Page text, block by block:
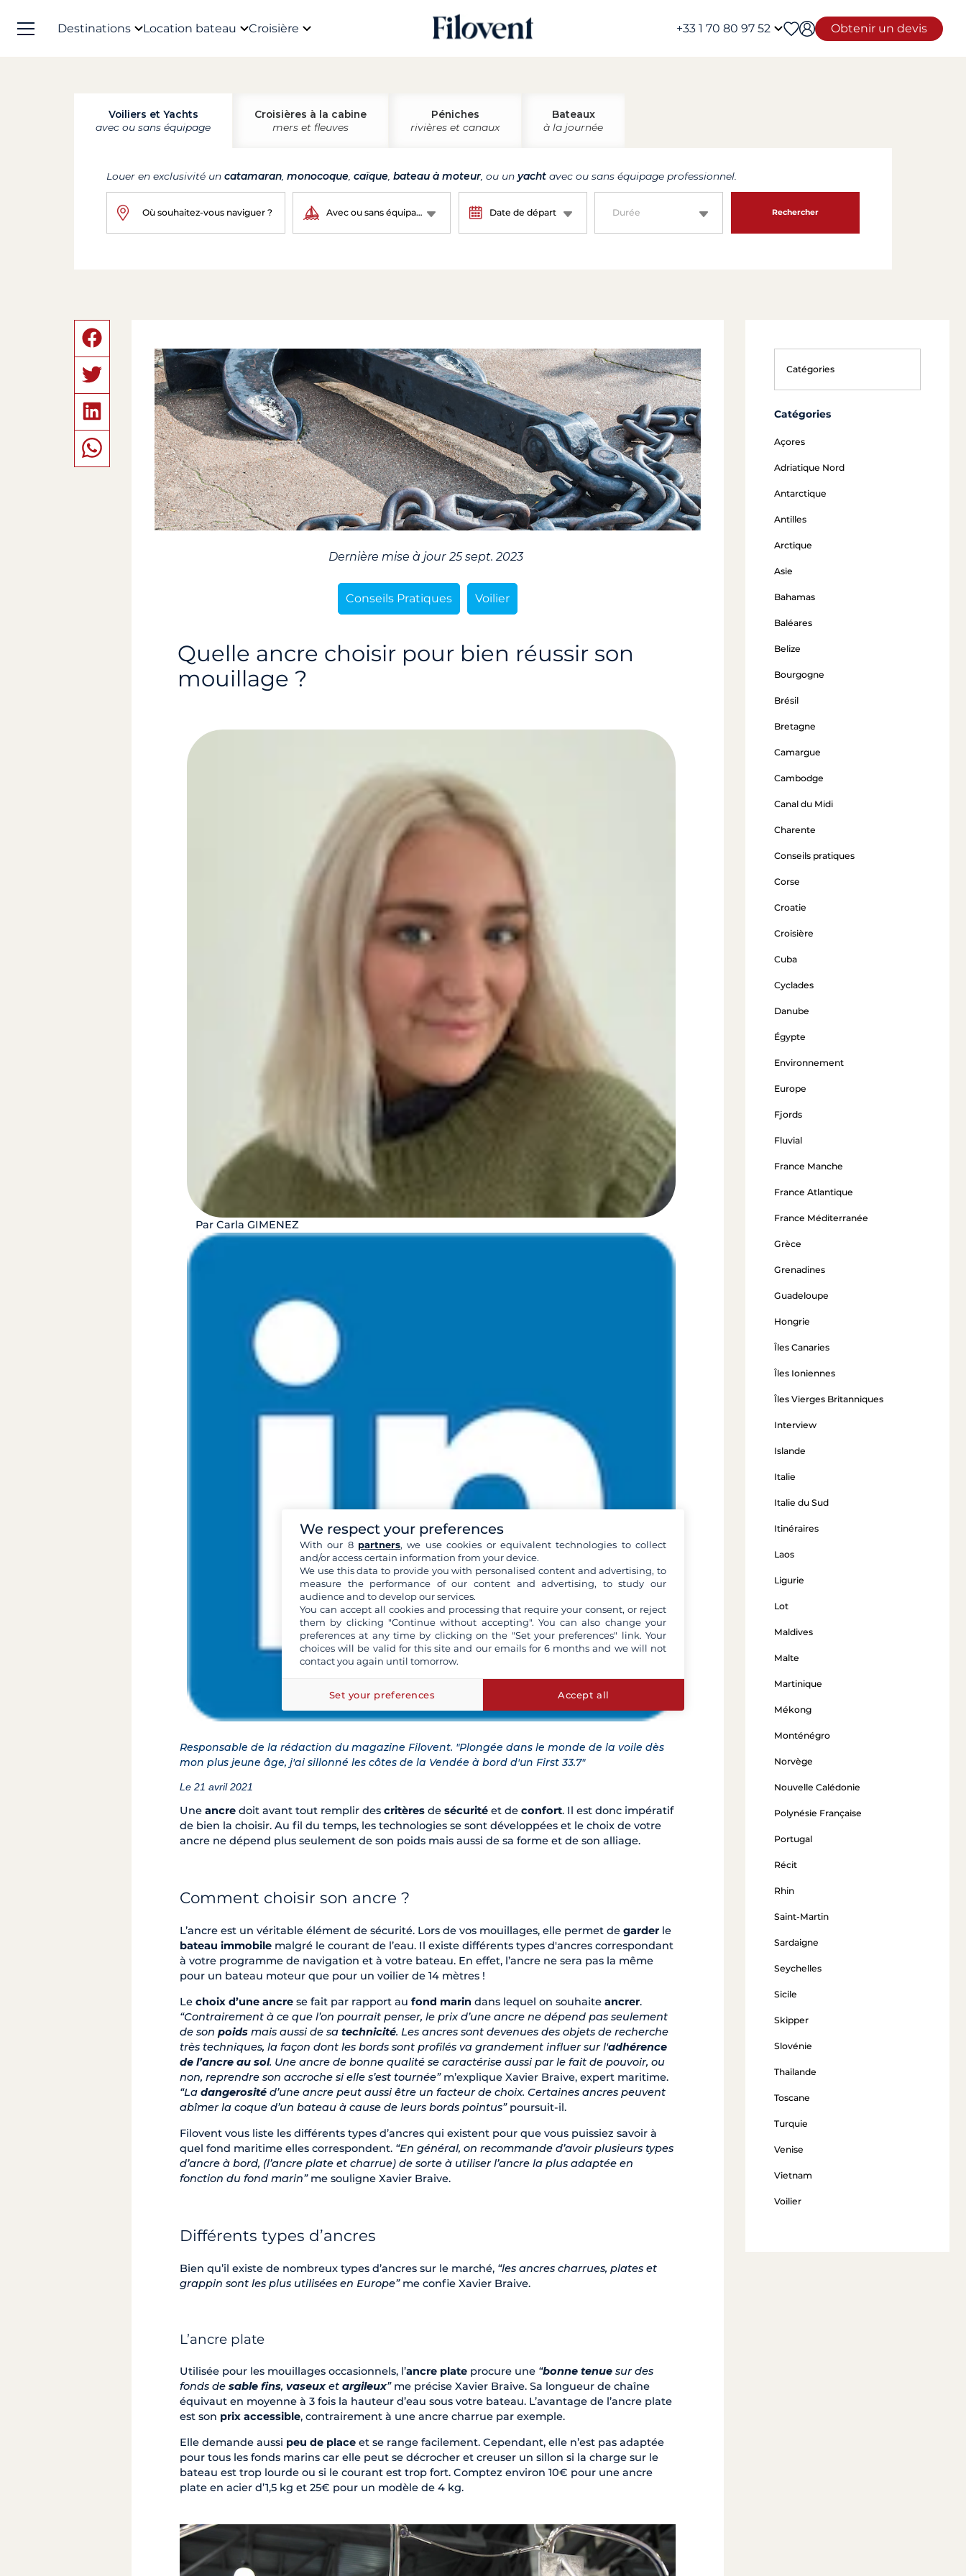
Destinations Location bateau Croisière +33 1 70 80 97 52 Obtenir un devis
Voiliers et Yachts
avec ou sans équipage
Croisières à la cabine
mers et fleuves
Péniches
rivières et canaux
Bateaux
à la journée
Louer en exclusivité un catamaran monocoque caïque bateau à moteur , ou un yacht avec ou sans équipage professionnel.
Avec ou sans équipage ? Date de départ Durée Rechercher
Dernière mise à jour 25 sept. 2023
Conseils Pratiques Voilier
Quelle ancre choisir pour bien réussir son
mouillage ?
Par Carla GIMENEZ
Responsable de la rédaction du magazine Filovent. "Plongée dans le monde de la voile dès
mon plus jeune âge, j'ai sillonné les côtes de la Vendée à bord d'un First 33.7"
Le 21 avril 2021
Une ancre doit avant tout remplir des critères de sécurité et de confort. Il est donc impératif
de bien la choisir. Au fil du temps, les technologies se sont développées et le choix de votre
ancre ne dépend plus seulement de son poids mais aussi de sa forme et de son alliage.
Comment choisir son ancre ?
L’ancre est un véritable élément de sécurité. Lors de vos mouillages, elle permet de garder le
bateau immobile malgré le courant de l’eau. Il existe différents types d'ancres correspondant
à votre programme de navigation et à votre bateau. En effet, l’ancre ne sera pas la même
pour un bateau moteur que pour un voilier de 14 mètres !
Le choix d’une ancre se fait par rapport au fond marin dans lequel on souhaite ancrer.
“Contrairement à ce que l’on pourrait penser, le prix d’une ancre ne dépend pas seulement
de son poids mais aussi de sa technicité. Les ancres sont devenues des objets de recherche
très techniques, la façon dont les bords sont profilés va grandement influer sur l'adhérence
de l’ancre au sol. Une ancre de bonne qualité se caractérise aussi par le fait de pouvoir, ou
non, reprendre son accroche si elle s’est tournée” m’explique Xavier Braive, expert maritime.
“La dangerosité d’une ancre peut aussi être un facteur de choix. Certaines ancres peuvent
abîmer la coque d’un bateau à cause de leurs bords pointus” poursuit-il.
Filovent vous liste les différents types d’ancres qui existent pour que vous puissiez savoir à
quel fond maritime elles correspondent. “En général, on recommande d’avoir plusieurs types
d’ancre à bord, (l’ancre plate et charrue) de sorte à utiliser l’ancre la plus adaptée en
fonction du fond marin” me souligne Xavier Braive.
Différents types d’ancres
Bien qu’il existe de nombreux types d’ancres sur le marché, “les ancres charrues, plates et
grappin sont les plus utilisées en Europe”me confie Xavier Braive.
L’ancre plate
Utilisée pour les mouillages occasionnels, l’ancre plate procure une “bonne tenue sur des
fonds de sable fins, vaseux et argileux”me précise Xavier Braive. Sa longueur de chaîne
équivaut en moyenne à 3 fois la hauteur d’eau sous votre bateau. L’avantage de l’ancre plate
est son prix accessible, contrairement à une ancre charrue par exemple.
Elle demande aussi peu de place et se range facilement. Cependant, elle n’est pas adaptée
pour tous les fonds marins car elle peut se décrocher et creuser un sillon si la charge sur le
bateau est trop lourde ou si le courant est trop fort. Comptez environ 10€ pour une ancre
plate en acier d’1,5 kg et 25€ pour un modèle de 4 kg.
Catégories
Açores
Adriatique Nord
Antarctique
Antilles
Arctique
Asie
Bahamas
Baléares
Belize
Bourgogne
Brésil
Bretagne
Camargue
Cambodge
Canal du Midi
Charente
Conseils pratiques
Corse
Croatie
Croisière
Cuba
Cyclades
Danube
Égypte
Environnement
Europe
Fjords
Fluvial
France Manche
France Atlantique
France Méditerranée
Grèce
Grenadines
Guadeloupe
Hongrie
Îles Canaries
Îles Ioniennes
Îles Vierges Britanniques
Interview
Islande
Italie
Italie du Sud
Itinéraires
Laos
Ligurie
Lot
Maldives
Malte
Martinique
Mékong
Monténégro
Norvège
Nouvelle Calédonie
Polynésie Française
Portugal
Récit
Rhin
Saint-Martin
Sardaigne
Seychelles
Sicile
Skipper
Slovénie
Thaïlande
Toscane
Turquie
Venise
Vietnam
Voilier
We respect your preferences
With our 8 partners, we use cookies or equivalent technologies to collect
and/or access certain information from your device.
We use this data to provide you with personalised content and advertising, to
measure the performance of our content and advertising, to study our
audience and to develop our services.
You can accept all cookies and processing that require your consent, or reject
them by clicking "Continue without accepting". You can also change your
preferences at any time by clicking on the "Set your preferences" link. Your
choices will be valid for this site and our emails for 6 months and we will not
contact you again until tomorrow.
Set your preferences Accept all